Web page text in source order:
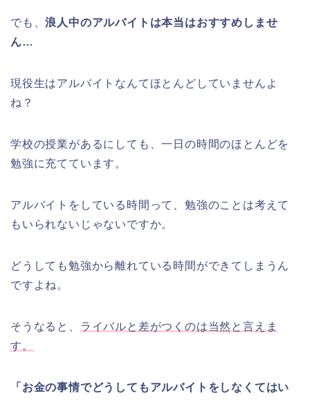
でも、浪人中のアルバイトは本当はおすすめしませ
ん…
現役生はアルバイトなんてほとんどしていませんよ
ね？
学校の授業があるにしても、一日の時間のほとんどを
勉強に充てています。
アルバイトをしている時間って、勉強のことは考えて
もいられないじゃないですか。
どうしても勉強から離れている時間ができてしまうん
ですよね。
そうなると、 ライバルと差がつくのは当然と言えま
す。
「お金の事情でどうしてもアルバイトをしなくてはい